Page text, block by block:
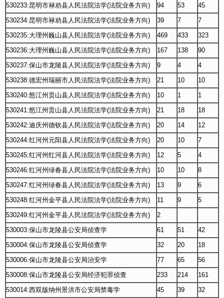
530233:昆明市禄劝县人民法院法学(法院业务方向) 94 53
45
530234:昆明市禄劝县人民法院法学(法院业务方向)
39 7
7
530235:大理州巍山县人民法院法学(法院业务方向)
469 433
323
530236:大理州巍山县人民法院法学(法院业务方向)
167 138
90
530237:保山市龙陵县人民法院法学(法院业务方向)
9 4
4
530238:德宏州瑞丽市人民法院法学(法院业务方向)
21 10
10
530240:怒江州贡山县人民法院法学(法院业务方向)
10 1
1
530241:怒江州贡山县人民法院法学(法院业务方向)
21 18
18
530242:迪庆州德钦县人民法院法学(法院业务方向)
20 14
12
530244:红河州元阳县人民法院法学(法院业务方向)
20 10
7
530245:红河州红河县人民法院法学(法院业务方向)
12 5
4
530246:红河州绿春县人民法院法学(法院业务方向)
10 10
8
530247:红河州绿春县人民法院法学(法院业务方向)
13 9
6
530248:红河州金平县人民法院法学(法院业务方向)
11 9
5
530249:红河州金平县人民法院法学(法院业务方向)
2
530003:保山市龙陵县公安局侦查学
61 51
42
530004:保山市龙陵县公安局侦查学
32 20
18
530006:保山市龙陵县公安局治安学
77 65
56
530008:保山市龙陵县公安局经济犯罪侦查
233 214
161
530014:西双版纳州景洪市公安局禁毒学
45 39
32